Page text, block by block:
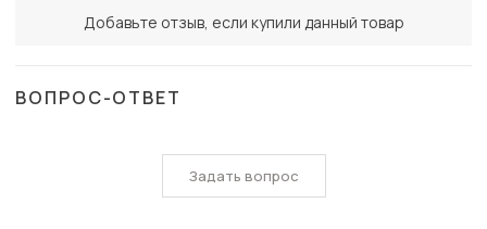
Добавьте отзыв, если купили данный товар
ВОПРОС-ОТВЕТ
Задать вопрос